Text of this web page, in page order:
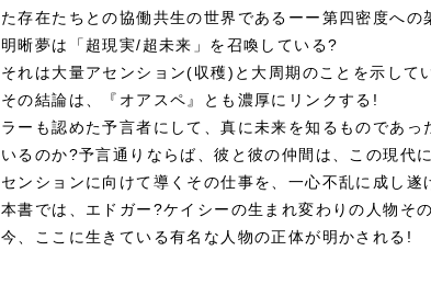
た存在たちとの協働共生の世界であるーー第四密度への
明晰夢は「超現実/超未来」を召喚している?
それは大量アセンション(収穫)と大周期のことを示して
その結論は、『オアスペ』とも濃厚にリンクする!
ラーも認めた予言者にして、真に未来を知るものであ
いるのか?予言通りならば、彼と彼の仲間は、この現代
センションに向けて導くその仕事を、一心不乱に成し遂
本書では、エドガー?ケイシーの生まれ変わりの人物そ
今、ここに生きている有名な人物の正体が明かされる!